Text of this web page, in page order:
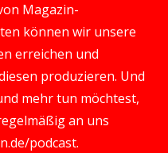
Magazin-
können wir unsere
erreichen und
produzieren. Und
mehr tun möchtest,
an uns
podcast.